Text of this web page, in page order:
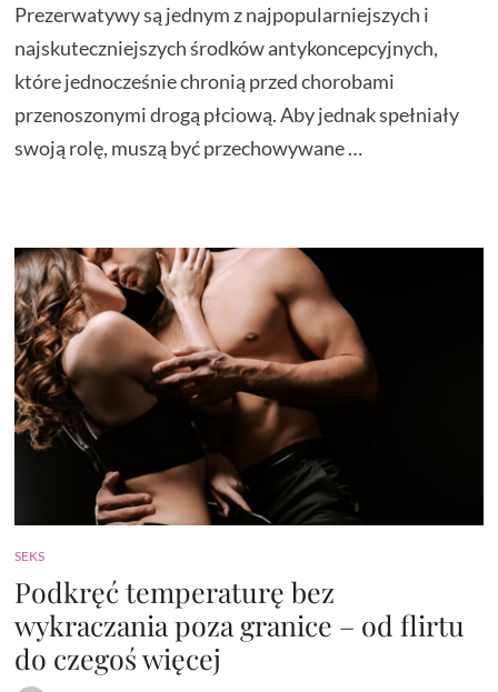
Prezerwatywy są jednym z najpopularniejszych i
najskuteczniejszych środków antykoncepcyjnych,
które jednocześnie chronią przed chorobami
przenoszonymi drogą płciową. Aby jednak spełniały
swoją rolę, muszą być przechowywane …
SEKS
Podkręć temperaturę bez
wykraczania poza granice – od flirtu
do czegoś więcej